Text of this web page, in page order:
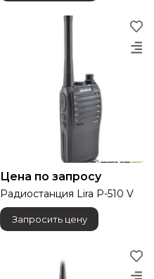
Цена по запросу
Радиостанция Lira P-510 V
Запросить цену